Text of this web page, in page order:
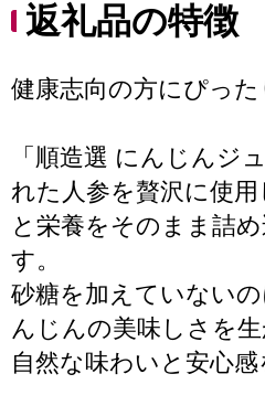
返礼品の特徴
健康志向の方にぴった
「順造選 にんじんジ
れた人参を贅沢に使
と栄養をそのまま詰
す。
砂糖を加えていない
んじんの美味しさを生
自然な味わいと安心感